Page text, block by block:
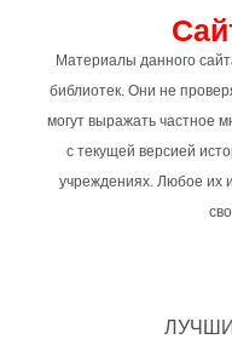
Материалы данного
библиотек. Они не
могут выражать частное
с текущей версией
учреждениях. Любое их